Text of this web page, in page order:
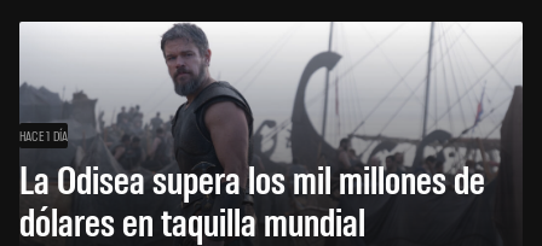
HACE 1 DÍA
La Odisea supera los mil millones de
dólares en taquilla mundial